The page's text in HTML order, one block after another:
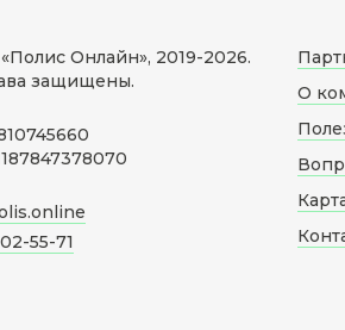
Онлайн», 2019-2026.
защищены.
55-71
О